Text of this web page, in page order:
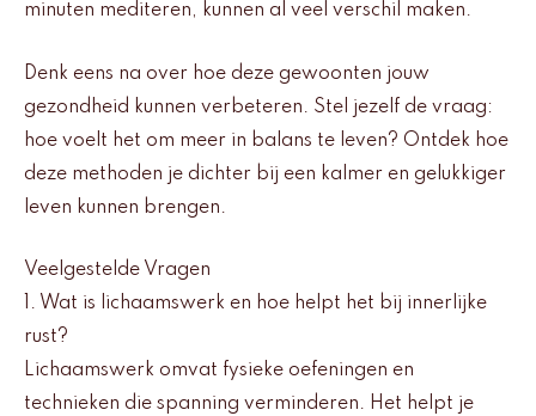
minuten mediteren, kunnen al veel verschil maken.
Denk eens na over hoe deze gewoonten jouw
gezondheid kunnen verbeteren. Stel jezelf de vraag:
hoe voelt het om meer in balans te leven? Ontdek hoe
deze methoden je dichter bij een kalmer en gelukkiger
leven kunnen brengen.
Veelgestelde Vragen
1. Wat is lichaamswerk en hoe helpt het bij innerlijke
rust?
Lichaamswerk omvat fysieke oefeningen en
technieken die spanning verminderen. Het helpt je